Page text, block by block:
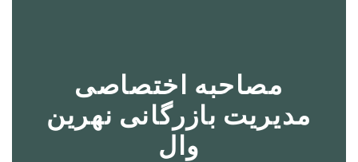
مصاحبه اختصاصی
مدیریت بازرگانی نهرین
وال